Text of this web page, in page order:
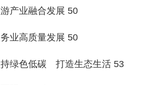
业融合发展 50
高质量发展 50
色低碳 打造生态生活 53